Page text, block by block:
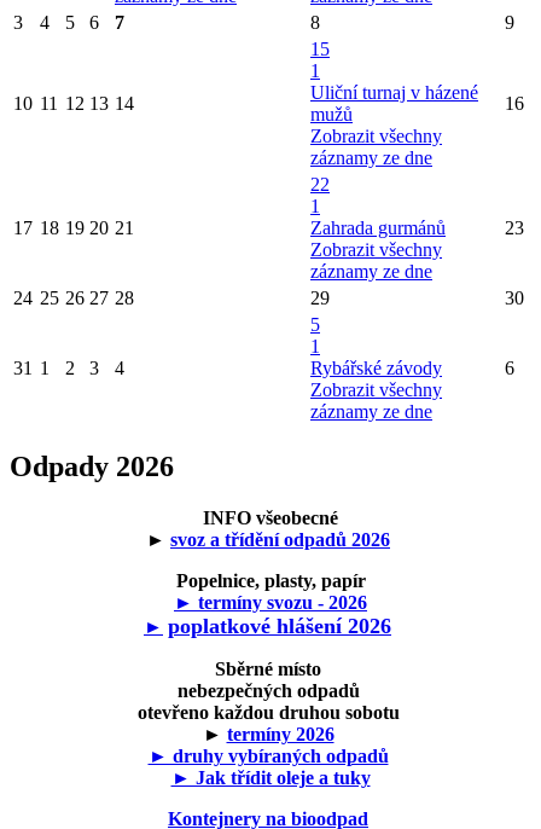
3
4 5 6 7 8 9
10 11 12 13 14
15
1
Uliční turnaj v házené
mužů
Zobrazit všechny
záznamy ze dne
16
17 18 19 20 21
22
1
Zahrada gurmánů
Zobrazit všechny
záznamy ze dne
23
24 25 26 27 28 29 30
31 1 2 3 4
5
1
Rybářské závody
Zobrazit všechny
záznamy ze dne
6
Odpady 2026
INFO všeobecné
► svoz a třídění odpadů 2026
Popelnice, plasty, papír
► termíny svozu - 2026
► poplatkové hlášení 2026
Sběrné místo
nebezpečných odpadů
otevřeno každou druhou sobotu
► termíny 2026
► druhy vybíraných odpadů
► Jak třídit oleje a tuky
Kontejnery na bioodpad